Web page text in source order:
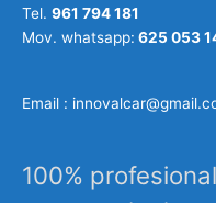
Tel. 961 794 181
Mov. whatsapp: 625 053
Email :
100%